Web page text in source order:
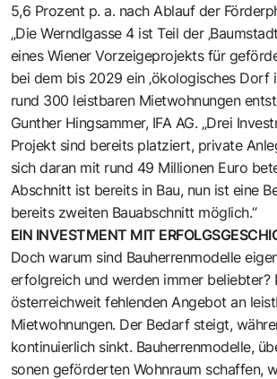
5,6 Prozent p. a. nach Ablauf der
„Die Werndlgasse 4 ist Teil der
eines Wiener Vorzeigeprojekts für
bei dem bis 2029 ein ‚ökologisches Dorf
rund 300 leistbaren Mietwohnungen
Gunther Hingsammer, IFA AG. „Drei
Projekt sind bereits platziert, private
sich daran mit rund 49 Millionen Euro
Abschnitt ist bereits in Bau, nun ist eine
bereits ­zweiten Bauabschnitt möglich.“
EIN INVESTMENT MIT
Doch warum sind Bauherrenmodelle
erfolgreich und ­werden immer beliebter?
österreichweit fehlenden Angebot an
Mietwohnungen. Der Bedarf steigt,
kontinuierlich sinkt. Bauherrenmodelle,
sonen geförderten Wohnraum schaffen,